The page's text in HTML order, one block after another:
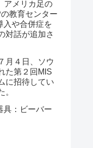
アメリカ足の
教育センター
入や合併症を
対話が追加さ
月４日、ソウ
た第２回MIS
に招待してい
。
具：ビーバー